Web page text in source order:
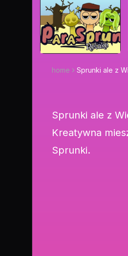
home Sprunki ale z
Sprunki ale z
Kreatywna
Sprunki.